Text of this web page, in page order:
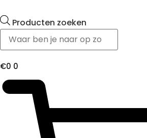
Producten zoeken
€0 0